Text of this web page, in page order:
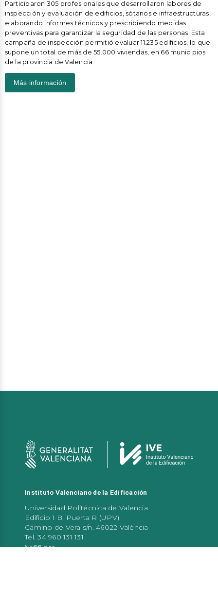
Participaron 305 profesionales que desarrollaron labores de
inspección y evaluación de edificios, sótanos e infraestructuras,
elaborando informes técnicos y prescribiendo medidas
preventivas para garantizar la seguridad de las personas. Esta
campaña de inspección permitió evaluar 11.235 edificios, lo que
supone un total de más de 55.000 viviendas, en 66 municipios
de la provincia de Valencia.
Más información
Instituto Valenciano de la Edificación
Universidad Politécnica de Valencia
Edificio 1 B, Puerta R (UPV)
Camino de Vera s/n. 46022 València
Tel. 34 960 131 131
ive@five.es